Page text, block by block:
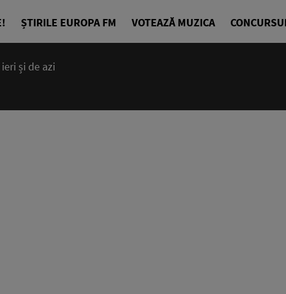
ȘTIRILE EUROPA FM VOTEAZĂ MUZICA
și de azi